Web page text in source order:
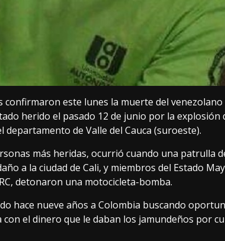
confirmaron este lunes la muerte del venezolano
herido el pasado 12 de junio por la
departamento de Valle del Cauca (suroeste).
más heridas, ocurrió cuando una patrulla
a la ciudad de Cali, y miembros del Estado
detonaron una motocicleta-bomba.
hace nueve años a Colombia buscando
con el dinero que le daban los jamundeños por